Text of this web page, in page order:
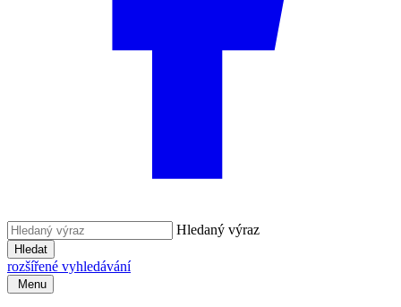
Hledaný výraz
Hledat
rozšířené vyhledávání
Menu